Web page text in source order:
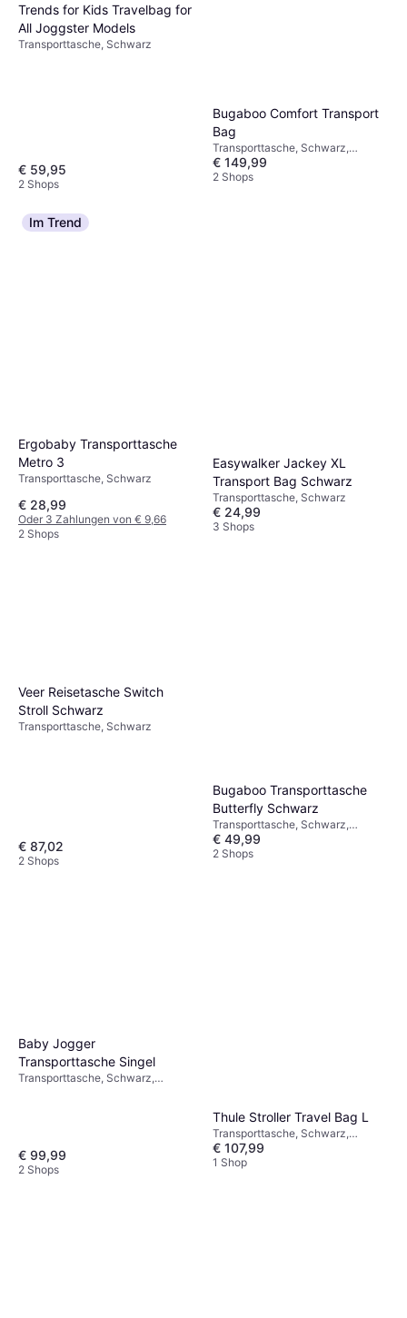
Trends for Kids Travelbag for
All Joggster Models
Transporttasche, Schwarz
€ 59,95
2 Shops
Bugaboo Comfort Transport
Bag
Transporttasche, Schwarz,
Wasserabweisend, Material:
Polyamid
€ 149,99
2 Shops
Im Trend
Ergobaby Transporttasche
Metro 3
Transporttasche, Schwarz
€ 28,99
Oder 3 Zahlungen von € 9,66
2 Shops
Easywalker Jackey XL
Transport Bag Schwarz
Transporttasche, Schwarz
€ 24,99
3 Shops
Veer Reisetasche Switch
Stroll Schwarz
Transporttasche, Schwarz
€ 87,02
2 Shops
Bugaboo Transporttasche
Butterfly Schwarz
Transporttasche, Schwarz,
Rucksack-Modell,
Wasserabweisend, Material:
€ 49,99
2 Shops
Baby Jogger
Transporttasche Singel
Transporttasche, Schwarz,
€ 99,99
2 Shops
Thule Stroller Travel Bag L
Transporttasche, Schwarz,
Rucksack-Modell
€ 107,99
1 Shop